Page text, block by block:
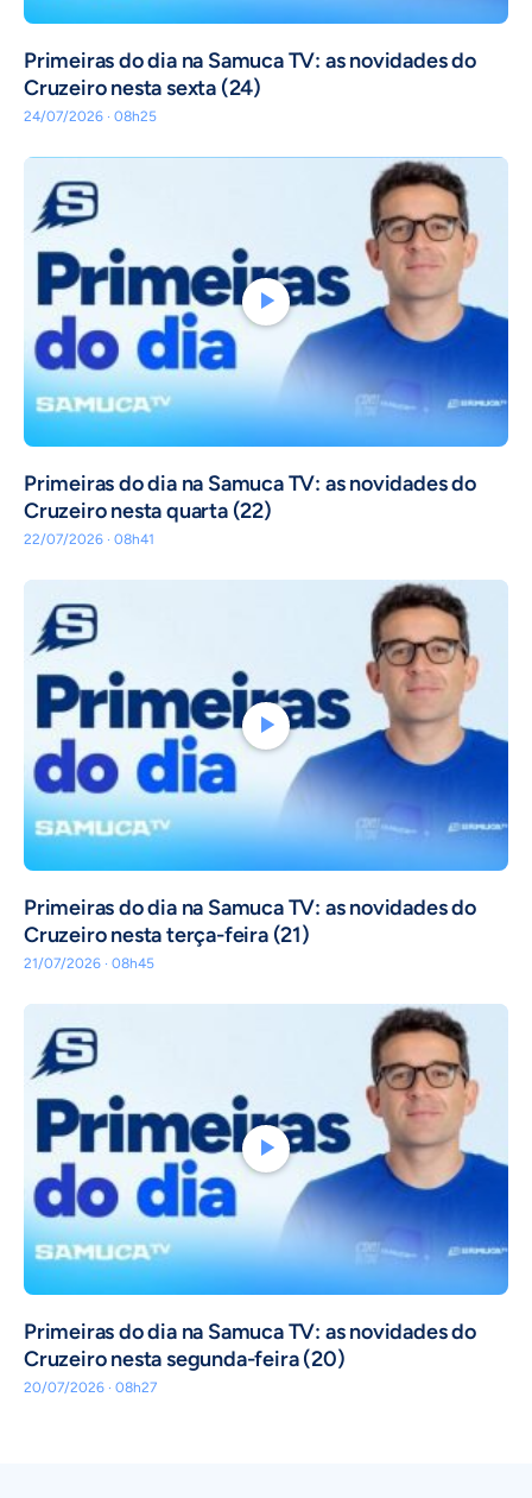
Primeiras do dia na Samuca TV: as novidades do
Cruzeiro nesta sexta (24)
24/07/2026 · 08h25
Primeiras do dia na Samuca TV: as novidades do
Cruzeiro nesta quarta (22)
22/07/2026 · 08h41
Primeiras do dia na Samuca TV: as novidades do
Cruzeiro nesta terça-feira (21)
21/07/2026 · 08h45
Primeiras do dia na Samuca TV: as novidades do
Cruzeiro nesta segunda-feira (20)
20/07/2026 · 08h27